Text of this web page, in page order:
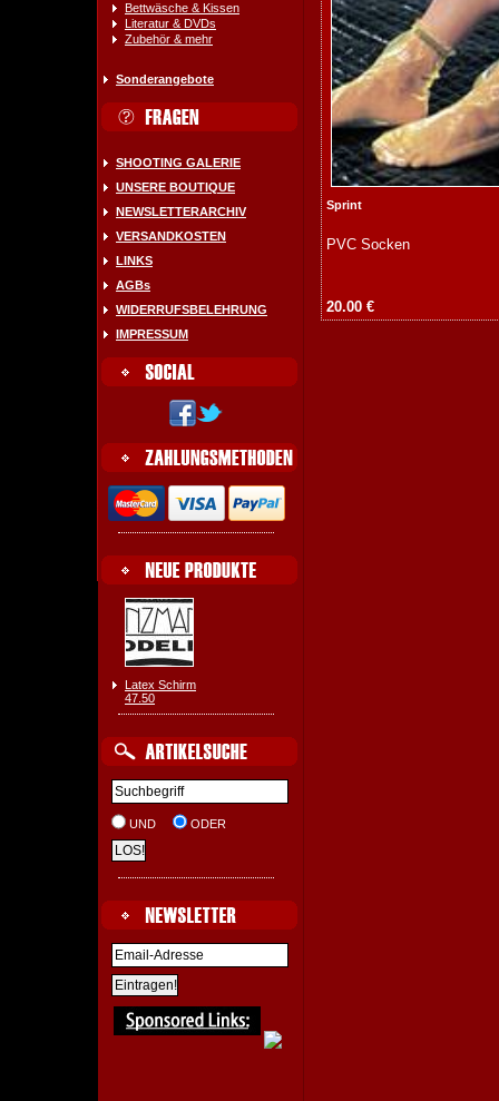
Bettwäsche & Kissen
Literatur & DVDs
Zubehör & mehr
Sonderangebote
SHOOTING GALERIE
UNSERE BOUTIQUE
NEWSLETTERARCHIV
VERSANDKOSTEN
LINKS
AGBs
WIDERRUFSBELEHRUNG
IMPRESSUM
Latex Schirm
47.50
UND ODER
Sprint
PVC Socken
20.00 €